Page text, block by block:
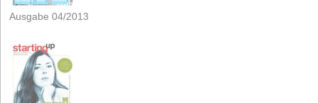
Ausgabe 04/2013